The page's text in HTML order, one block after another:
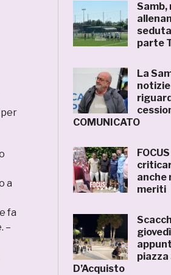
a
fa
–
Samb,
parte
La
COMUNICATO
anche
meriti
piazza
D’Acquisto